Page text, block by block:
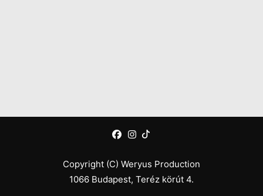
Copyright (C) Weryus Production
1066 Budapest, Teréz körút 4.